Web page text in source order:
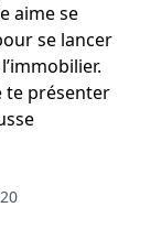
aime se
se lancer
te présenter